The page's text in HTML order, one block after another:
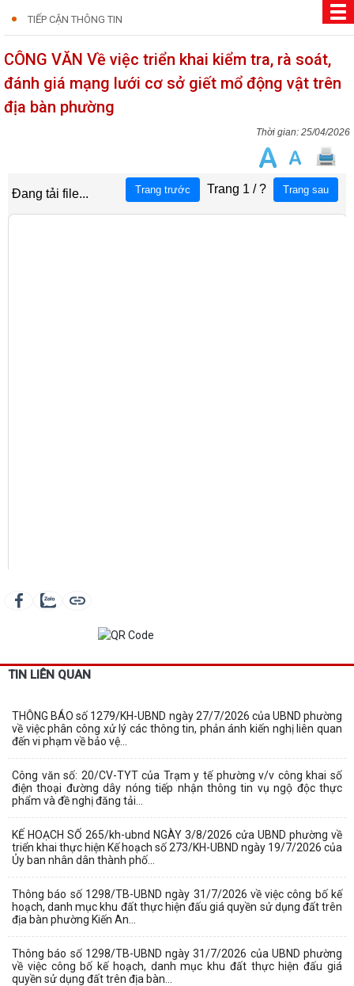
TIẾP CẬN THÔNG TIN
CÔNG VĂN Về việc triển khai kiểm tra, rà soát,
đánh giá mạng lưới cơ sở giết mổ động vật trên
địa bàn phường
25/04/2026
TIN LIÊN QUAN
THÔNG BÁO số 1279/KH-UBND ngày 27/7/2026 của UBND phường
về việc phân công xử lý các thông tin, phản ánh kiến nghị liên quan
đến vi phạm về bảo vệ...
Công văn số: 20/CV-TYT của Trạm y tế phường v/v công khai số
điện thoại đường dây nóng tiếp nhận thông tin vụ ngộ độc thực
phẩm và đề nghị đăng tải...
KẾ HOẠCH SỐ 265/kh-ubnd NGÀY 3/8/2026 cửa UBND phường về
triển khai thực hiện Kế hoạch số 273/KH-UBND ngày 19/7/2026 của
Ủy ban nhân dân thành phố...
Thông báo số 1298/TB-UBND ngày 31/7/2026 về việc công bố kế
hoạch, danh mục khu đất thực hiện đấu giá quyền sử dụng đất trên
địa bàn phường Kiến An...
Thông báo số 1298/TB-UBND ngày 31/7/2026 của UBND phường
về việc công bố kế hoạch, danh mục khu đất thực hiện đấu giá
quyền sử dụng đất trên địa bàn...